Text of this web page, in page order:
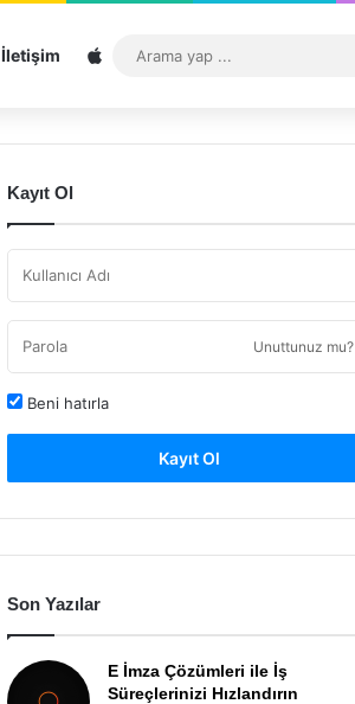
İletişim Sitemap
Kayıt Ol
Unuttunuz mu?
Beni hatırla
Kayıt Ol
Son Yazılar
E İmza Çözümleri ile İş
Süreçlerinizi Hızlandırın